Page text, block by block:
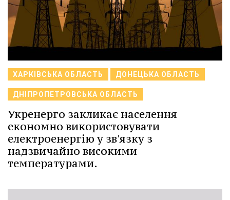
ХАРКІВСЬКА ОБЛАСТЬ ДОНЕЦЬКА ОБЛАСТЬ
ДНІПРОПЕТРОВСЬКА ОБЛАСТЬ
Укренерго закликає населення
економно використовувати
електроенергію у зв'язку з
надзвичайно високими
температурами.